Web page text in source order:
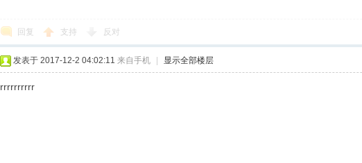
回复 支持 反对
发表于 2017-12-2 04:02:11 来自手机 显示全部楼层
rrrrrrrrrr